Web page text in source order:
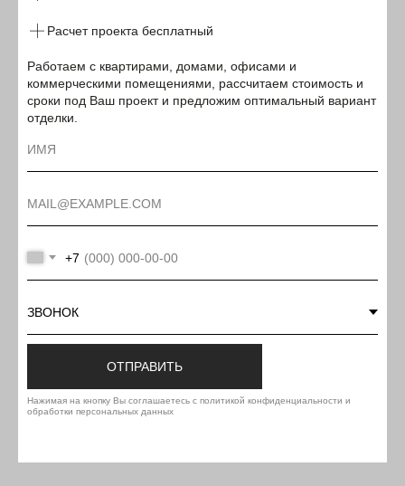
Расчет проекта бесплатный
Работаем с квартирами, домами, офисами и
коммерческими помещениями, рассчитаем стоимость и
сроки под Ваш проект и предложим оптимальный вариант
отделки.
+7
ОТПРАВИТЬ
Нажимая на кнопку Вы соглашаетесь с политикой конфиденциальности и
обработки персональных данных